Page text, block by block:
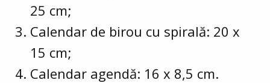
25 cm;
Calendar de birou cu spirală: 20 x
15 cm;
Calendar agendă: 16 x 8,5 cm.